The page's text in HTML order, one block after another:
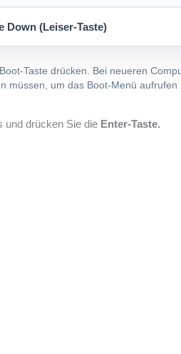
Down (Leiser-Taste)
Taste drücken. Bei neueren
müssen, um das Boot-Menü aufrufen
und drücken Sie die Enter-Taste.